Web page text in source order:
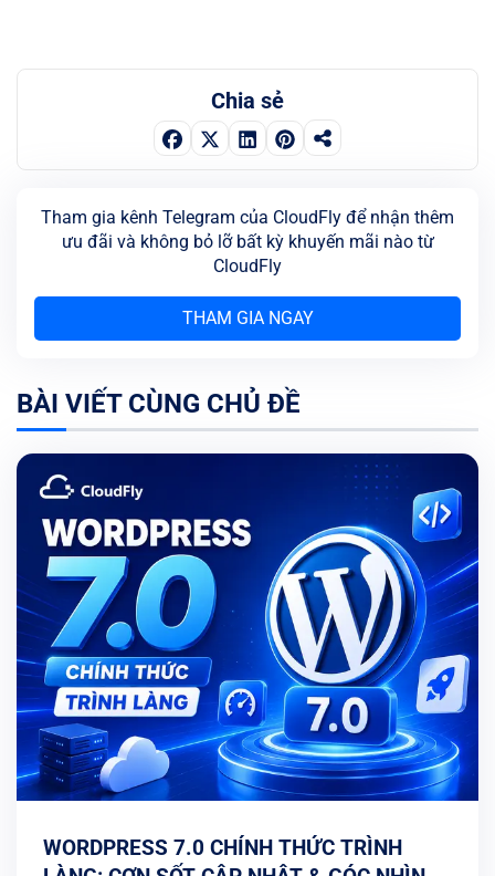
Chia sẻ
Tham gia kênh Telegram của CloudFly để nhận thêm
ưu đãi và không bỏ lỡ bất kỳ khuyến mãi nào từ
CloudFly
THAM GIA NGAY
BÀI VIẾT CÙNG CHỦ ĐỀ
WORDPRESS 7.0 CHÍNH THỨC TRÌNH